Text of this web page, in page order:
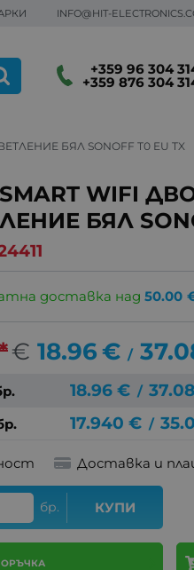
INFO@HIT-
+359 96 304
+359 876 304
БЯЛ SONOFF T0 EU TX
WIFI
БЯЛ
доставка над50.00
€ 18.96€ /
18.96 € / 37.08
17.940 € /
Доставка и
бр. КУПИ